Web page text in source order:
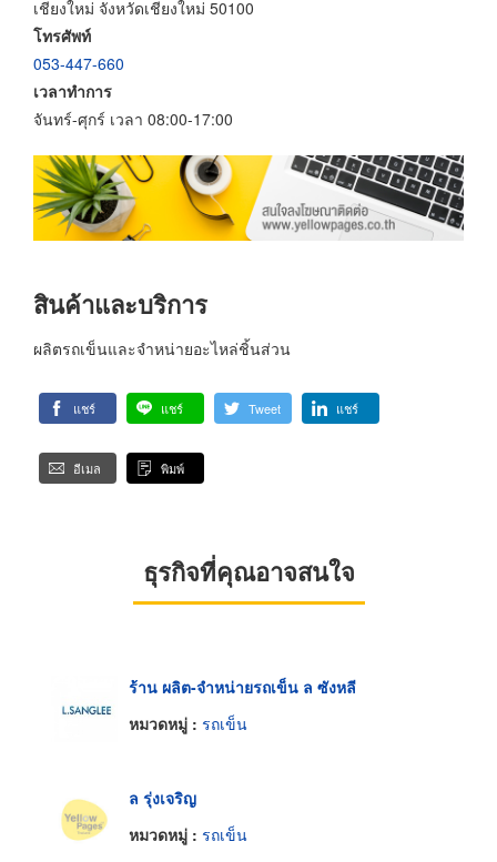
เชียงใหม่ จังหวัดเชียงใหม่ 50100
โทรศัพท์
053-447-660
เวลาทำการ
จันทร์-ศุกร์ เวลา 08:00-17:00
สินค้าและบริการ
ผลิตรถเข็นและจำหน่ายอะไหล่ชิ้นส่วน
แชร์ แชร์ Tweet แชร์
อีเมล พิมพ์
ธุรกิจที่คุณอาจสนใจ
ร้าน ผลิต-จำหน่ายรถเข็น ล ซังหลี
หมวดหมู่ : รถเข็น
ล รุ่งเจริญ
หมวดหมู่ : รถเข็น